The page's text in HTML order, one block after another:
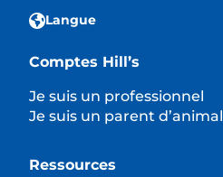
Langue
Comptes Hill’s
Je suis un professionnel
Je suis un parent d’animal
Ressources